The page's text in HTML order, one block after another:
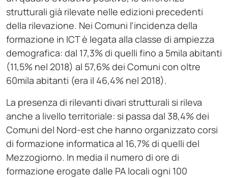
strutturali già rilevate nelle edizioni precedenti
della rilevazione. Nei Comuni l’incidenza della
formazione in ICT è legata alla classe di ampiezza
demografica: dal 17,3% di quelli fino a 5mila abitanti
(11,5% nel 2018) al 57,6% dei Comuni con oltre
60mila abitanti (era il 46,4% nel 2018).
La presenza di rilevanti divari strutturali si rileva
anche a livello territoriale: si passa dal 38,4% dei
Comuni del Nord-est che hanno organizzato corsi
di formazione informatica al 16,7% di quelli del
Mezzogiorno. In media il numero di ore di
formazione erogate dalle PA locali ogni 100